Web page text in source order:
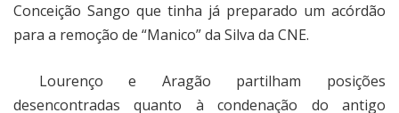
Conceição Sango que tinha já preparado um acórdão
para a remoção de “Manico” da Silva da CNE.
Lourenço e Aragão partilham posições
desencontradas quanto à condenação do antigo